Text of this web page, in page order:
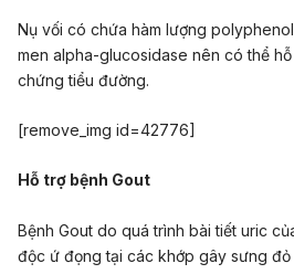
Nụ vối có chứa hàm lượng
men alpha-glucosidase nên có thể
chứng tiểu đường.
[remove_img id=42776]
Hỗ trợ bệnh Gout
Bệnh Gout do quá trình bài tiết uric
độc ứ đọng tại các khớp gây sưng đỏ